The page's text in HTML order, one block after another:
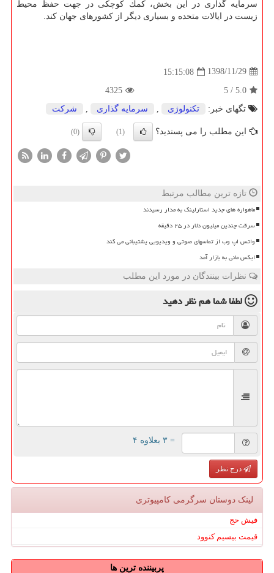
سرمایه گذاری در این بخش، كمك كوچكی در جهت حفظ محیط
زیست در ایالات متحده و بسیاری دیگر از كشورهای جهان كند.
1398/11/29
15:15:08
5.0
/
5
4325
تگهای خبر:
تكنولوژی سرمایه گذاری شركت
این مطلب را می پسندید؟ (1)
(0)
تازه ترین مطالب مرتبط
ماهواره های جدید استارلینک به مدار رسیدند
سرقت چندین میلیون دلار در ۲۵ دقیقه
واتس اپ وب از تماسهای صوتی و ویدیویی پشتیبانی می کند
ایکس مانی به بازار آمد
نظرات بینندگان در مورد این مطلب
لطفا شما همنظر دهید
= ۳ بعلاوه ۴
درج نظر
لینک دوستان سرگرمی كامپیوتری
فیش حج
قیمت بیسیم کنوود
پربیننده ترین ها